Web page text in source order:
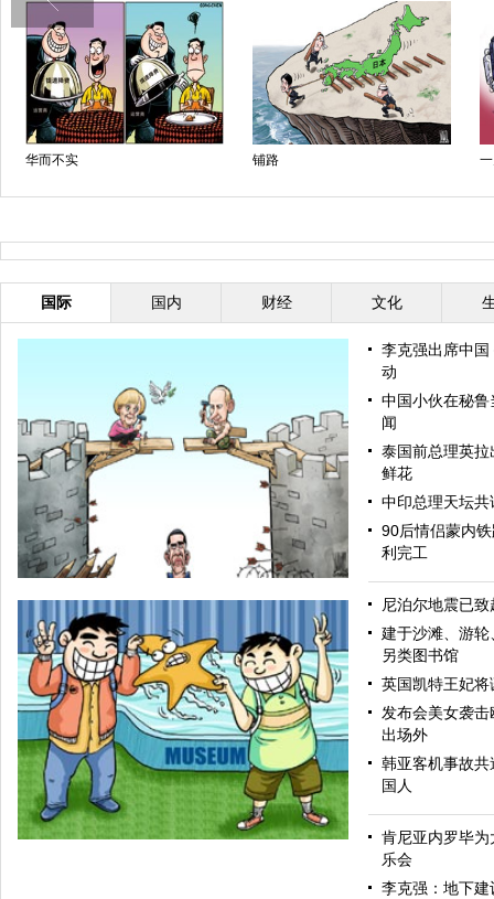
华而不实 铺路
国际 国内 财经 文化
和为贵
李克强出席中
动
中国小伙在秘鲁
闻
泰国前总理英
鲜花
中印总理天坛共
90后情侣蒙内
利完工
尼泊尔地震已
建于沙滩、游
另类图书馆
英国凯特王妃
发布会美女袭
出场外
韩亚客机事故
国人
肯尼亚内罗毕
乐会
李克强：地下建